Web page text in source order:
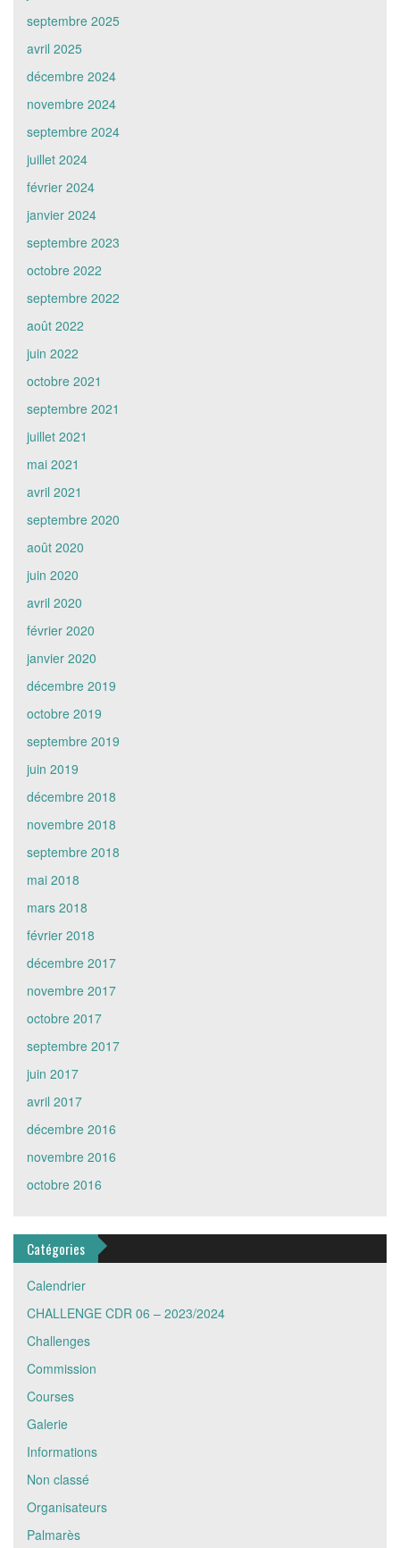
septembre 2025
avril 2025
décembre 2024
novembre 2024
septembre 2024
juillet 2024
février 2024
janvier 2024
septembre 2023
octobre 2022
septembre 2022
août 2022
juin 2022
octobre 2021
septembre 2021
juillet 2021
mai 2021
avril 2021
septembre 2020
août 2020
juin 2020
avril 2020
février 2020
janvier 2020
décembre 2019
octobre 2019
septembre 2019
juin 2019
décembre 2018
novembre 2018
septembre 2018
mai 2018
mars 2018
février 2018
décembre 2017
novembre 2017
octobre 2017
septembre 2017
juin 2017
avril 2017
décembre 2016
novembre 2016
octobre 2016
Catégories
Calendrier
CHALLENGE CDR 06 – 2023/2024
Challenges
Commission
Courses
Galerie
Informations
Non classé
Organisateurs
Palmarès